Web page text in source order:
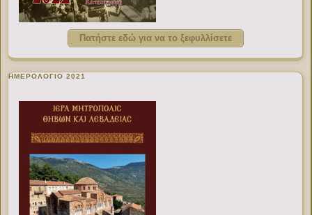
Πατήστε εδώ για να το ξεφυλλίσετε
ΗΜΕΡΟΛΟΓΙΟ 2021